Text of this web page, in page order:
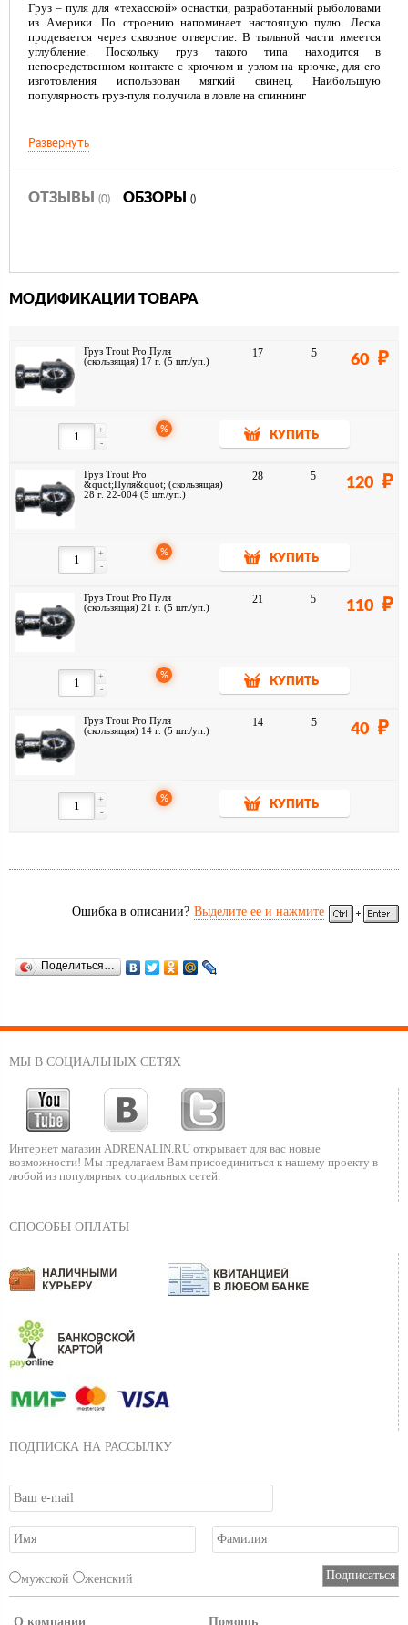
Груз – пуля для «техасской» оснастки, разработанный рыболовами
из Америки. По строению напоминает настоящую пулю. Леска
продевается через сквозное отверстие. В тыльной части имеется
углубление. Поскольку груз такого типа находится в
непосредственном контакте с крючком и узлом на крючке, для его
изготовления использован мягкий свинец. Наибольшую
популярность груз-пуля получила в ловле на спиннинг
Развернуть
ОТЗЫВЫ (0) ОБЗОРЫ ()
МОДИФИКАЦИИ ТОВАРА
Груз Trout Pro Пуля
(скользящая) 17 г. (5 шт./уп.)
17 5 60
-
+ %
КУПИТЬ
Груз Trout Pro
&quot;Пуля&quot; (скользящая)
28 г. 22-004 (5 шт./уп.)
28 5 120
-
+ %
КУПИТЬ
Груз Trout Pro Пуля
(скользящая) 21 г. (5 шт./уп.)
21 5 110
-
+ %
КУПИТЬ
Груз Trout Pro Пуля
(скользящая) 14 г. (5 шт./уп.)
14 5 40
-
+ %
КУПИТЬ
Ошибка в описании? Выделите ее и нажмите
Поделиться…
МЫ В СОЦИАЛЬНЫХ СЕТЯХ
Интернет магазин ADRENALIN.RU открывает для вас новые
возможности! Мы предлагаем Вам присоединиться к нашему проекту в
любой из популярных социальных сетей.
СПОСОБЫ ОПЛАТЫ
ПОДПИСКА НА РАССЫЛКУ
мужской женский
О компании Помощь